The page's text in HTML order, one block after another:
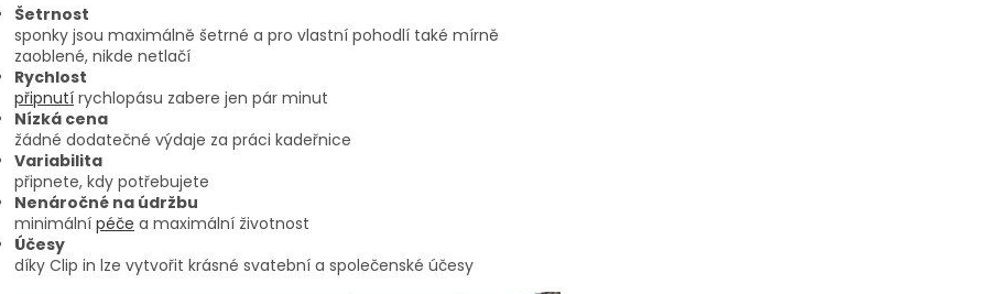
Šetrnost
sponky jsou maximálně šetrné a pro vlastní pohodlí také mírně
zaoblené, nikde netlačí
Rychlost
připnutí rychlopásu zabere jen pár minut
Nízká cena
žádné dodatečné výdaje za práci kadeřnice
Variabilita
připnete, kdy potřebujete
Nenáročné na údržbu
minimální péče a maximální životnost
Účesy
díky Clip in lze vytvořit krásné svatební a společenské účesy